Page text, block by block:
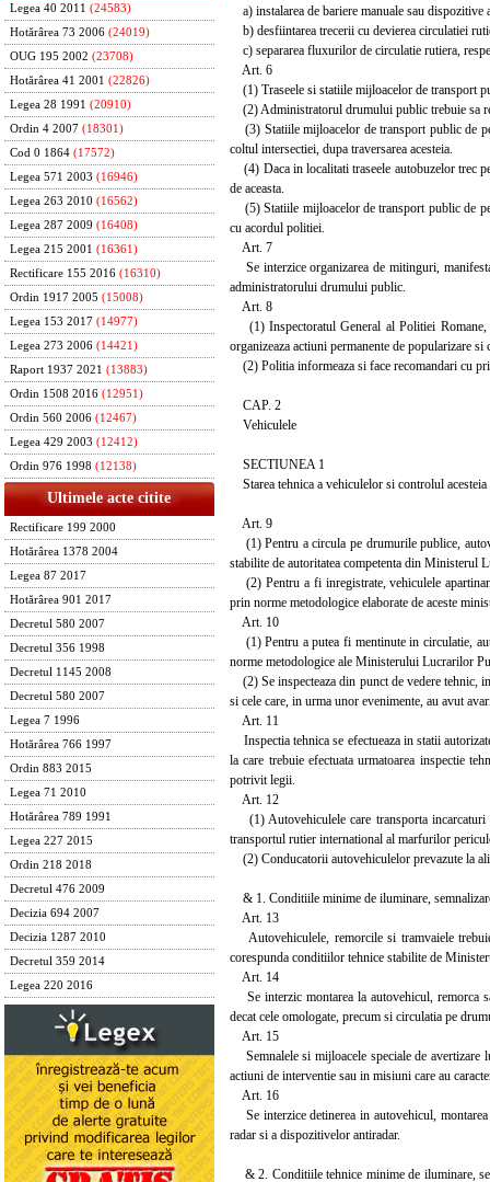
Legea 40 2011 (24583)
Hotărârea 73 2006 (24019)
OUG 195 2002 (23708)
Hotărârea 41 2001 (22826)
Legea 28 1991 (20910)
Ordin 4 2007 (18301)
Cod 0 1864 (17572)
Legea 571 2003 (16946)
Legea 263 2010 (16562)
Legea 287 2009 (16408)
Legea 215 2001 (16361)
Rectificare 155 2016 (16310)
Ordin 1917 2005 (15008)
Legea 153 2017 (14977)
Legea 273 2006 (14421)
Raport 1937 2021 (13883)
Ordin 1508 2016 (12951)
Ordin 560 2006 (12467)
Legea 429 2003 (12412)
Ordin 976 1998 (12138)
Ultimele acte citite
Rectificare 199 2000
Hotărârea 1378 2004
Legea 87 2017
Hotărârea 901 2017
Decretul 580 2007
Decretul 356 1998
Decretul 1145 2008
Decretul 580 2007
Legea 7 1996
Hotărârea 766 1997
Ordin 883 2015
Legea 71 2010
Hotărârea 789 1991
Legea 227 2015
Ordin 218 2018
Decretul 476 2009
Decizia 694 2007
Decizia 1287 2010
Decretul 359 2014
Legea 220 2016
a) instalarea de bariere manuale sau dispozitive
b) desfiintarea trecerii cu devierea circulatiei
c) separarea fluxurilor de circulatie rutiera,
Art. 6
(1) Traseele si statiile mijloacelor de transport
(2) Administratorul drumului public trebuie sa
(3) Statiile mijloacelor de transport public de
coltul intersectiei, dupa traversarea acesteia.
(4) Daca in localitati traseele autobuzelor trec
de aceasta.
(5) Statiile mijloacelor de transport public de
cu acordul politiei.
Art. 7
Se interzice organizarea de mitinguri,
administratorului drumului public.
Art. 8
(1) Inspectoratul General al Politiei Romane,
organizeaza actiuni permanente de popularizare
(2) Politia informeaza si face recomandari cu
CAP. 2
Vehiculele
SECTIUNEA 1
Starea tehnica a vehiculelor si controlul acesteia
Art. 9
(1) Pentru a circula pe drumurile publice,
stabilite de autoritatea competenta din
(2) Pentru a fi inregistrate, vehiculele
prin norme metodologice elaborate de aceste
Art. 10
(1) Pentru a putea fi mentinute in circulatie,
norme metodologice ale Ministerului Lucrarilor
(2) Se inspecteaza din punct de vedere tehnic,
si cele care, in urma unor evenimente, au avut
Art. 11
Inspectia tehnica se efectueaza in statii
la care trebuie efectuata urmatoarea inspectie
potrivit legii.
Art. 12
(1) Autovehiculele care transporta incarcaturi
transportul rutier international al marfurilor
(2) Conducatorii autovehiculelor prevazute la
& 1. Conditiile minime de iluminare,
Art. 13
Autovehiculele, remorcile si tramvaiele
corespunda conditiilor tehnice stabilite de
Art. 14
Se interzic montarea la autovehicul, remorca
decat cele omologate, precum si circulatia pe
Art. 15
Semnalele si mijloacele speciale de avertizare
actiuni de interventie sau in misiuni care au
Art. 16
Se interzice detinerea in autovehicul,
radar si a dispozitivelor antiradar.
& 2. Conditiile tehnice minime de iluminare,